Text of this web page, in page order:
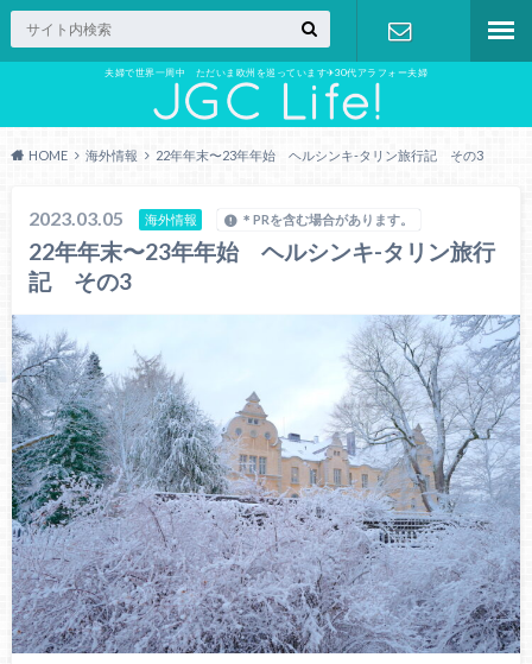
夫婦で世界一周中 ただいま欧州を巡っています✈︎30代アラフォー夫婦
お問い合わ
せ
HOME 海外情報 22年年末〜23年年始 ヘルシンキ-タリン旅行記 その3
2023.03.05 海外情報 ＊PRを含む場合があります。
22年年末〜23年年始 ヘルシンキ-タリン旅行
記 その3